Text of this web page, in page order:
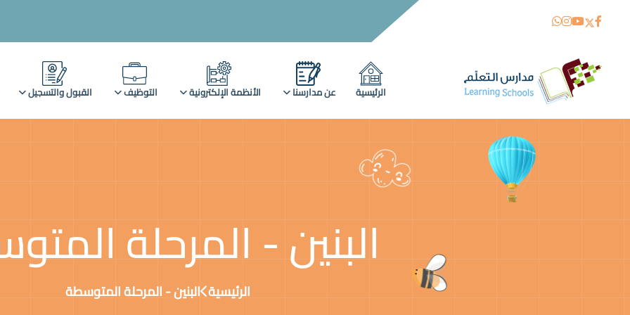
الرئيسية عن مدارسنا الأنظمة الإلكترونية التوظيف القبول والتسجيل
البنين - المرحلة
الرئيسية البنين - المرحلة المتوسطة